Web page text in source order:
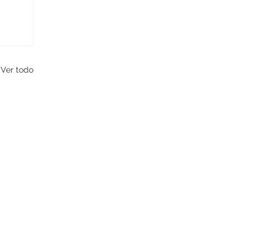
Ver todo